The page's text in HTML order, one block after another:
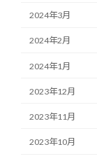
2024年3月
2024年2月
2024年1月
2023年12月
2023年11月
2023年10月